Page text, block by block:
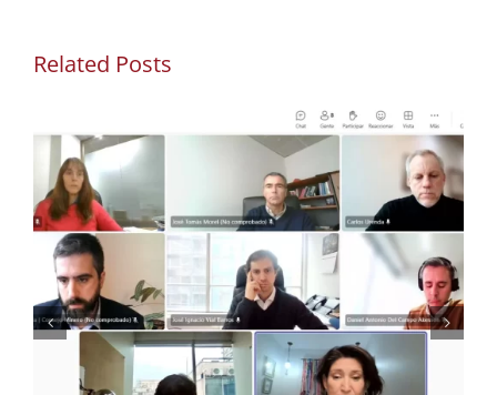
Related Posts